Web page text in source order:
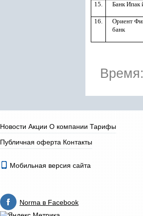
15. Банк Ипак
16.
Ориент
банк
Новости Акции О компании Тарифы
Публичная оферта Контакты
Мобильная версия сайта
Norma в Facebook